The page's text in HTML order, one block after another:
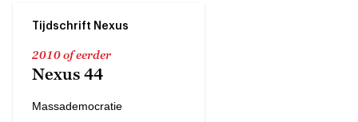
Tijdschrift Nexus
2010 of eerder
Nexus 44
Massademocratie